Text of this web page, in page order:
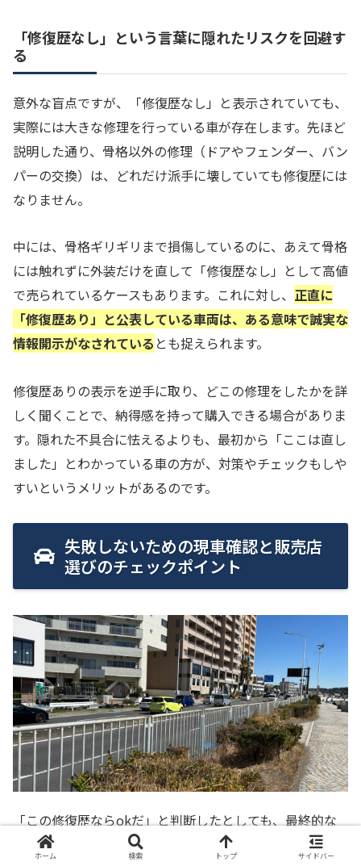
「修復歴なし」という言葉に隠れたリスクを回避す
る
意外な盲点ですが、「修復歴なし」と表示されていても、
実際には大きな修理を行っている車が存在します。先ほど
説明した通り、骨格以外の修理（ドアやフェンダー、バン
パーの交換）は、どれだけ派手に壊していても修復歴には
なりません。
中には、骨格ギリギリまで損傷しているのに、あえて骨格
には触れずに外装だけを直して「修復歴なし」として高値
で売られているケースもあります。これに対し、 正直に
「修復歴あり」と公表している車両は、ある意味で誠実な
情報開示がなされている とも捉えられます。
修復歴ありの表示を逆手に取り、どこの修理をしたかを詳
しく聞くことで、納得感を持って購入できる場合がありま
す。隠れた不具合に怯えるよりも、最初から「ここは直し
ました」とわかっている車の方が、対策やチェックもしや
すいというメリットがあるのです。
失敗しないための現車確認と販売店
選びのチェックポイント
「この修復歴ならokだ」と判断したとしても、最終的な
判断は実車を見て、信頼できるお店かどうかを見極める必
ホーム 検索 トップ サイドバー